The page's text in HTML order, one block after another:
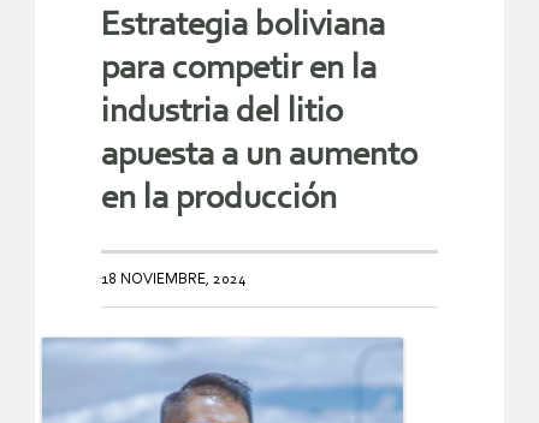
Estrategia boliviana
para competir en la
industria del litio
apuesta a un aumento
en la producción
18 NOVIEMBRE, 2024